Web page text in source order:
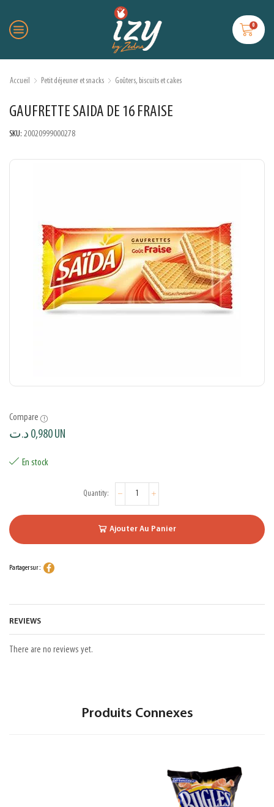
0
Accueil Petit déjeuner et snacks Goûters, biscuits et cakes
GAUFRETTE SAIDA DE 16 FRAISE
SKU: 20020999000278
Compare
0,980د.ت UN
En stock
Ajouter Au Panier
Partager sur :
REVIEWS
There are no reviews yet.
Produits Connexes